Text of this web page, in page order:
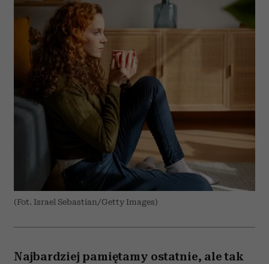
(Fot. Israel Sebastian/Getty Images)
Najbardziej pamiętamy ostatnie, ale tak